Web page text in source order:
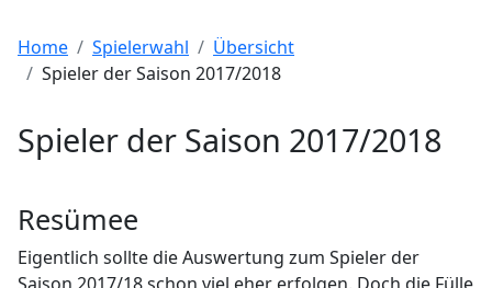
Home Spielerwahl
Übersicht
Spieler der Saison 2017/2018
Spieler der Saison 2017/2018
Resümee
Eigentlich sollte die Auswertung zum Spieler der